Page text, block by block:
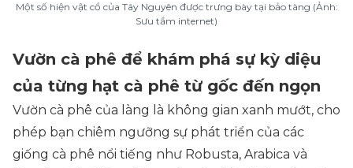
Một số hiện vật cổ của Tây Nguyên được trưng bày tại bảo tàng (Ảnh:
Sưu tầm internet)
Vườn cà phê để khám phá sự kỳ diệu
của từng hạt cà phê từ gốc đến ngọn
Vườn cà phê của làng là không gian xanh mướt, cho
phép bạn chiêm ngưỡng sự phát triển của các
giống cà phê nổi tiếng như Robusta, Arabica và